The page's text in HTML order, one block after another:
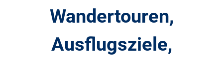
Wandertouren,
Ausflugsziele,